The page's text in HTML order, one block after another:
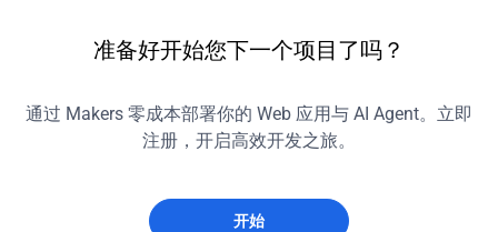
准备好开始您下一个项目了吗？
通过 Makers 零成本部署你的 Web 应用与 AI Agent。立即
注册，开启高效开发之旅。
开始